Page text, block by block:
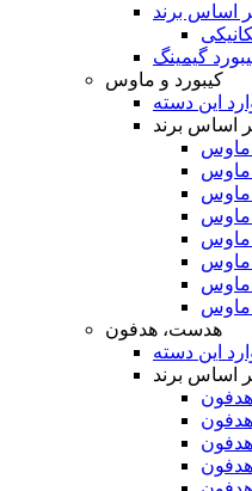
اساس برند
کیبورد و ماوس
این دسته
اساس برند
هدست، هدفون
این دسته
اساس برند